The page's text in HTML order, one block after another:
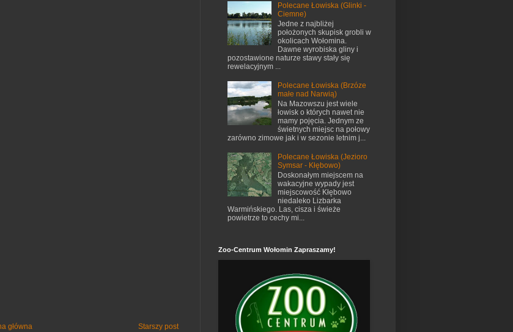
Starszy post
główna
Polecane Łowiska (Glinki -
Ciemne)
Jedne z najbliżej
położonych skupisk grobli w
okolicach Wołomina.
Dawne wyrobiska gliny i
pozostawione naturze stawy stały się
rewelacyjnym ...
Polecane Łowiska (Brzóze
małe nad Narwią)
Na Mazowszu jest wiele
łowisk o których nawet nie
mamy pojęcia. Jednym ze
świetnych miejsc na połowy
zarówno zimowe jak i w sezonie letnim j...
Polecane Łowiska (Jezioro
Symsar - Kłębowo)
Doskonałym miejscem na
wakacyjne wypady jest
miejscowość Kłębowo
niedaleko Lizbarka
Warmińskiego. Las, cisza i świeże
powietrze to cechy mi...
Zoo-Centrum Wołomin Zapraszamy!